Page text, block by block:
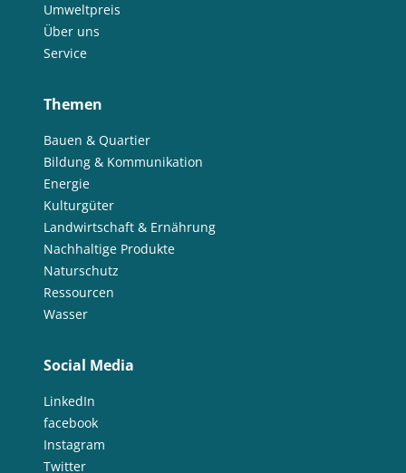
Umweltpreis
Über uns
Service
Themen
Bauen & Quartier
Bildung & Kommunikation
Energie
Kulturgüter
Landwirtschaft & Ernährung
Nachhaltige Produkte
Naturschutz
Ressourcen
Wasser
Social Media
LinkedIn
facebook
Instagram
Twitter